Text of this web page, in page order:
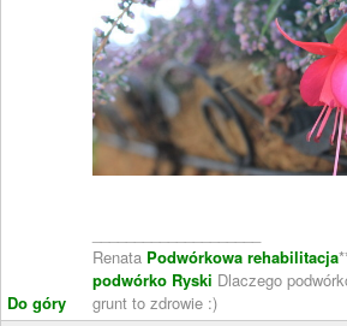
Do góry
Renata Podwórkowa rehabilitacja
podwórko Ryski Dlaczego
grunt to zdrowie :)